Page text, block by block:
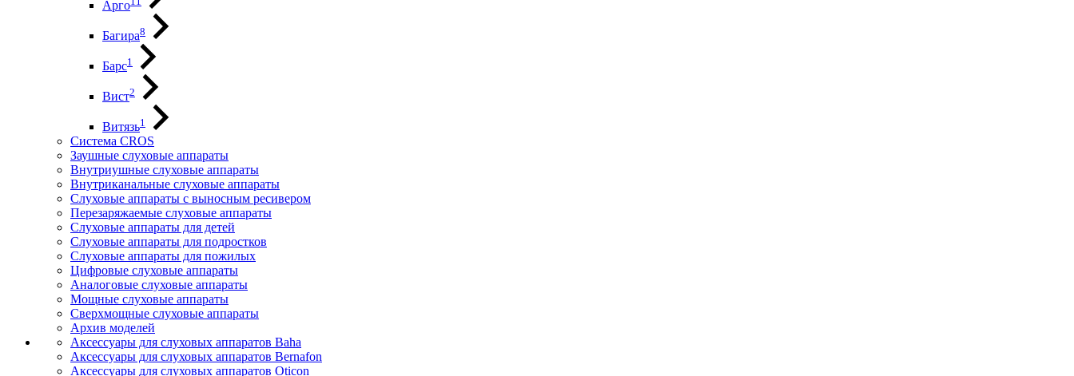
Арго
Багира8
Барс1
Вист2
Витязь1
Система CROS
Заушные слуховые аппараты
Внутриушные слуховые аппараты
Внутриканальные слуховые аппараты
Слуховые аппараты с выносным ресивером
Перезаряжаемые слуховые аппараты
Слуховые аппараты для детей
Слуховые аппараты для подростков
Слуховые аппараты для пожилых
Цифровые слуховые аппараты
Аналоговые слуховые аппараты
Мощные слуховые аппараты
Сверхмощные слуховые аппараты
Архив моделей
Аксессуары для слуховых аппаратов Baha
Аксессуары для слуховых аппаратов Bernafon
Аксессуары для слуховых аппаратов Oticon